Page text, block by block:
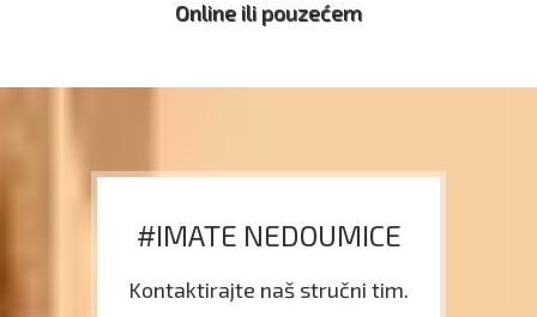
Online ili pouzećem
#IMATE NEDOUMICE
Kontaktirajte naš stručni tim.